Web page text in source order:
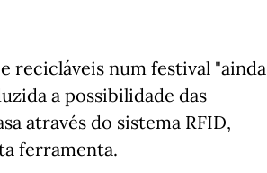
recicláveis num festival "ainda
a possibilidade das
através do sistema RFID,
ferramenta.